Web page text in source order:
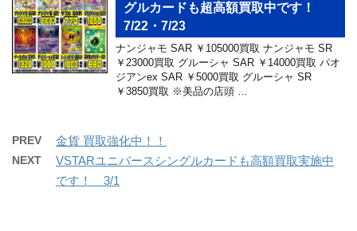
グルカードも超高額買取中です！
7/22・7/23
ナンジャモ SAR ￥105000買取 ナンジャモ SR
￥23000買取 グルーシャ SAR ￥14000買取 パオ
ジアンex SAR ￥5000買取 グルーシャ SR
￥3850買取 ※美品の店頭 …
PREV 金貨 買取強化中！！
NEXT
VSTARユニバースシングルカードも高額買取実施中
です！ 3/1